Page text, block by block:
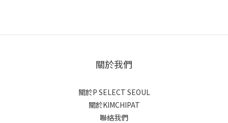
關於我們
關於P SELECT SEOUL
關於KIMCHIPAT
聯絡我們